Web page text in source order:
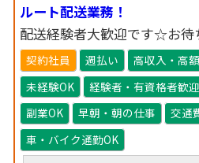
ルート配送業務！
配送経験者大歓迎です☆お待
契約社員 週払い
高収入・高
未経験OK
経験者・有資格者歓迎
副業OK
早朝・朝の仕事
交通
車・バイク通勤OK